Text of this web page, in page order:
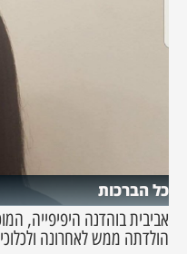
כל הברכות
אביבית בוהדנה היפיפייה,
הולדתה ממש לאחרונה